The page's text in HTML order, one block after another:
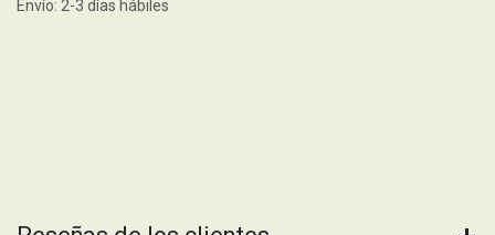
Envío: 2-3 días hábiles